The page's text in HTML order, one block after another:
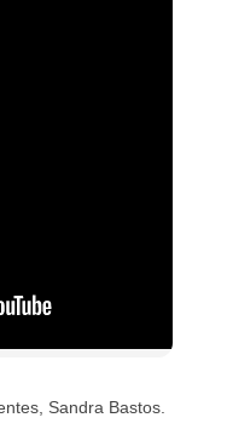
Sandra Bastos.